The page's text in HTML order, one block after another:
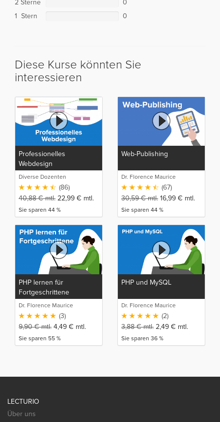
2 Sterne
0
1 Stern
0
Diese Kurse könnten Sie
interessieren
Professionelles
Webdesign
Diverse Dozenten
(86)
40,88€mtl. 22,99 € mtl.
Sie sparen 44 %
Web-Publishing
Dr. Florence Maurice
(67)
30,59€mtl. 16,99 € mtl.
Sie sparen 44 %
PHP lernen für
Fortgeschrittene
Dr. Florence Maurice
(3)
9,90€mtl. 4,49 € mtl.
Sie sparen 55 %
PHP und MySQL
Dr. Florence Maurice
(2)
3,88€mtl. 2,49 € mtl.
Sie sparen 36 %
LECTURIO
Über uns